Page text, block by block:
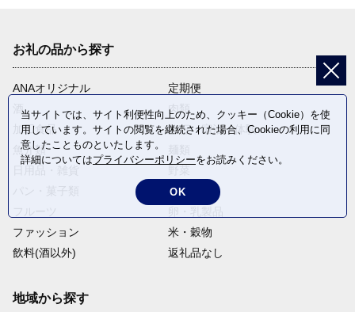
お礼の品から探す
ANAオリジナル
定期便
酒
肉類
加工食品
旅行・宿泊・体験
魚介類
電化製品
ファッション
米・穀物
飲料(酒以外)
返礼品なし
地域から探す
当サイトでは、サイト利便性向上のため、クッキー（Cookie）を使
用しています。サイトの閲覧を継続された場合、Cookieの利用に同
意したことものといたします。
詳細についてはプライバシーポリシーをお読みください。
OK